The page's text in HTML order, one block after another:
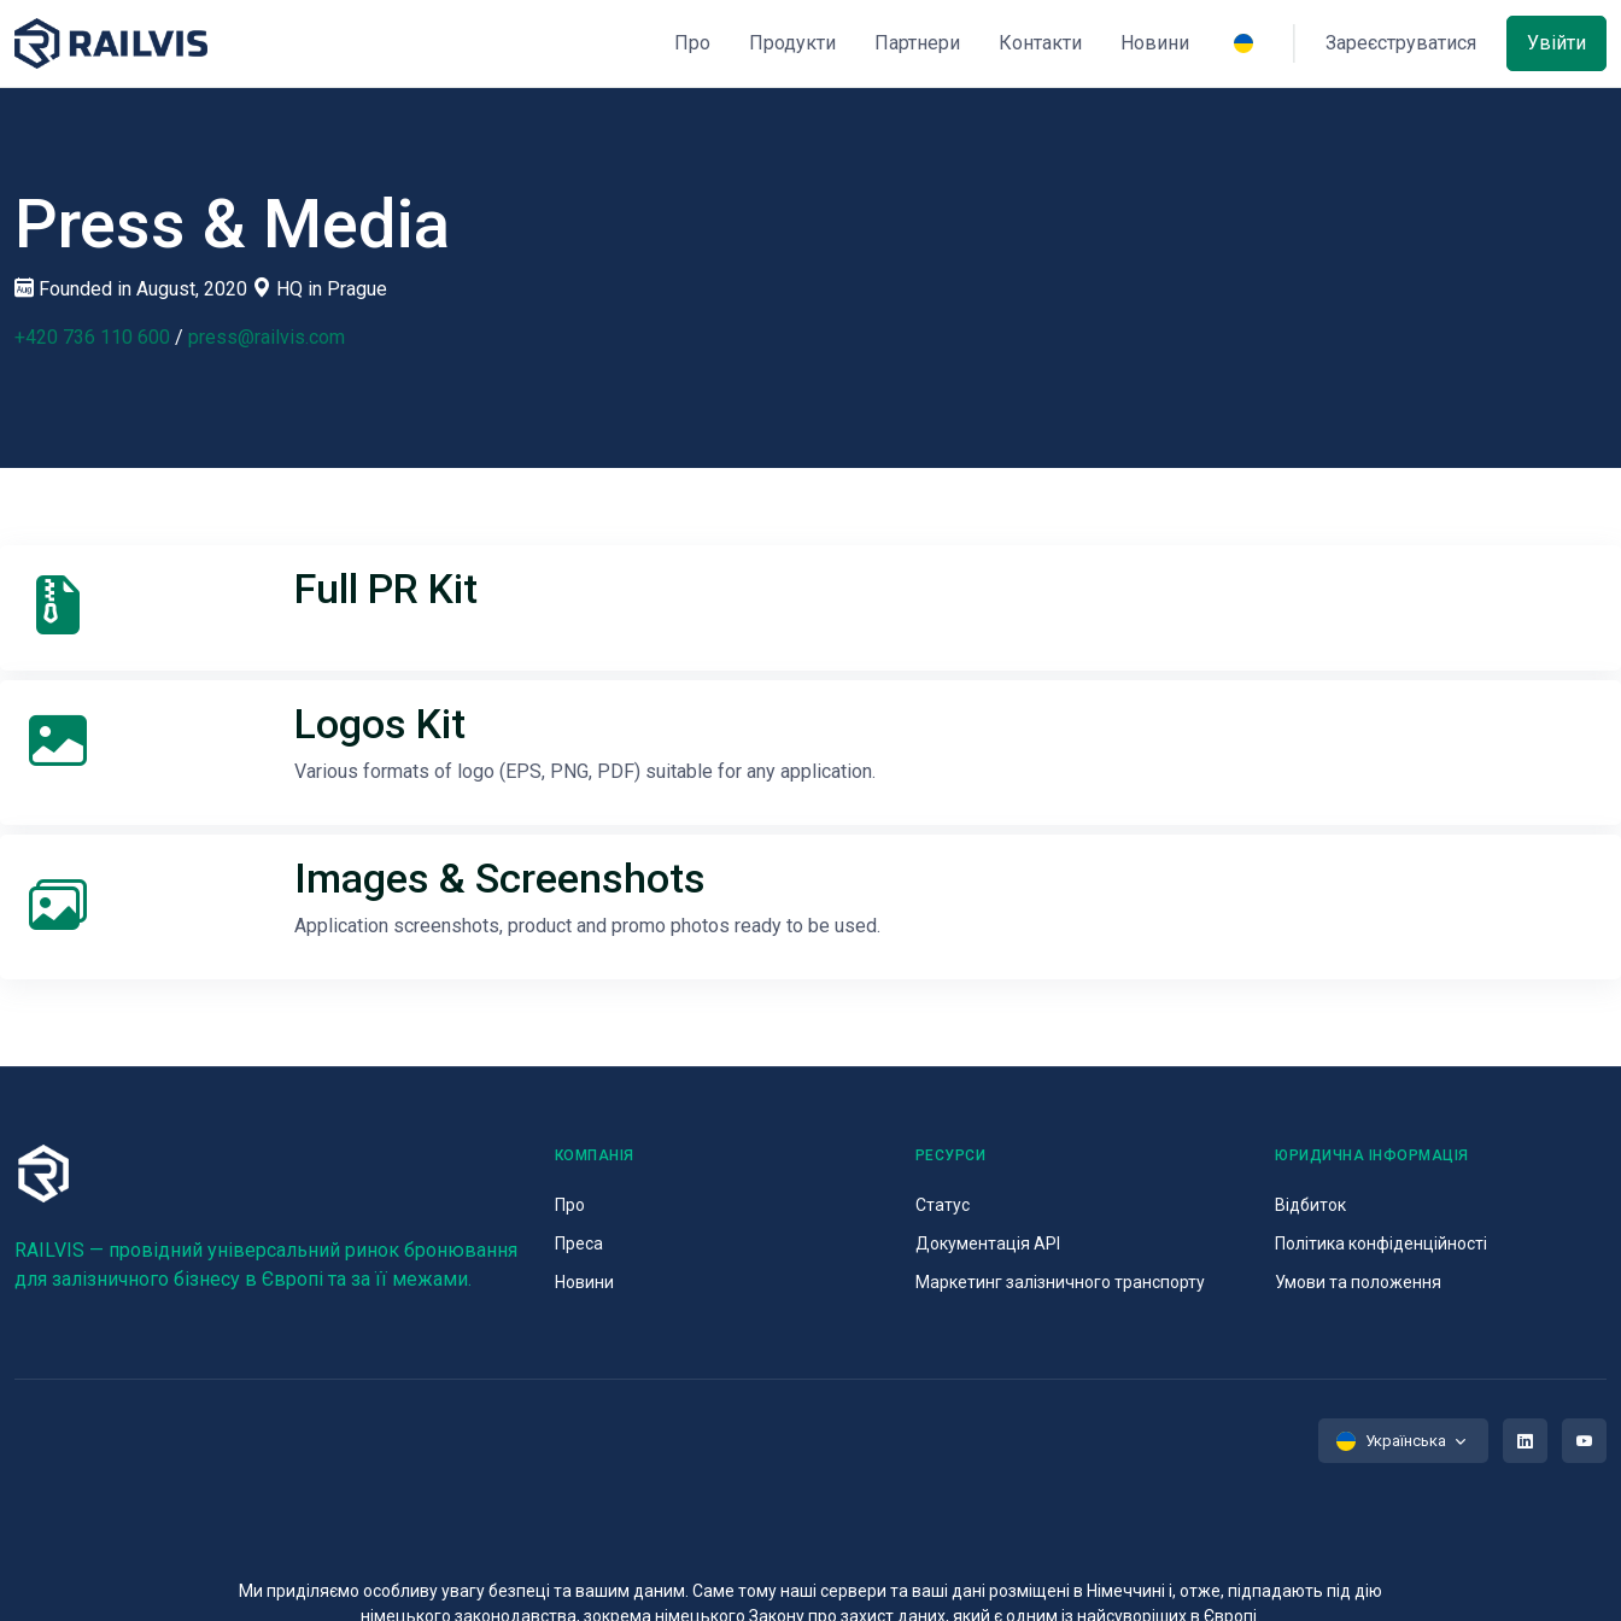
Про Продукти Партнери Контакти Новини Зареєструватися Увійти
Press & Media
Founded in August, 2020 HQ in Prague
+420 736 110 600 / press@railvis.com
Full PR Kit
Logos Kit
Various formats of logo (EPS, PNG, PDF) suitable for any application.
Images & Screenshots
Application screenshots, product and promo photos ready to be used.
RAILVIS — провідний універсальний ринок бронювання
для залізничного бізнесу в Європі та за її межами.
КОМПАНІЯ
Про
Преса
Новини
РЕСУРСИ
Статус
Документація API
Маркетинг залізничного транспорту
ЮРИДИЧНА ІНФОРМАЦІЯ
Відбиток
Політика конфіденційності
Умови та положення
Українська
Ми приділяємо особливу увагу безпеці та вашим даним. Саме тому наші сервери та ваші дані розміщені в Німеччині і, отже, підпадають під дію
німецького законодавства, зокрема німецького Закону про захист даних, який є одним із найсуворіших в Європі.